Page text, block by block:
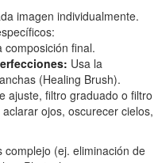
imagen individualmente.
composición final.
Usa la
(Healing Brush).
ajuste, filtro graduado o filtro
ojos, oscurecer cielos,
(ej. eliminación de